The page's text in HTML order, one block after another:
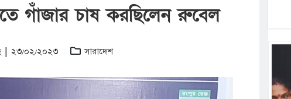
গাঁজার চাষ করছিলেন রুবেল
| ২৩/০২/২০২৩ সারাদেশ